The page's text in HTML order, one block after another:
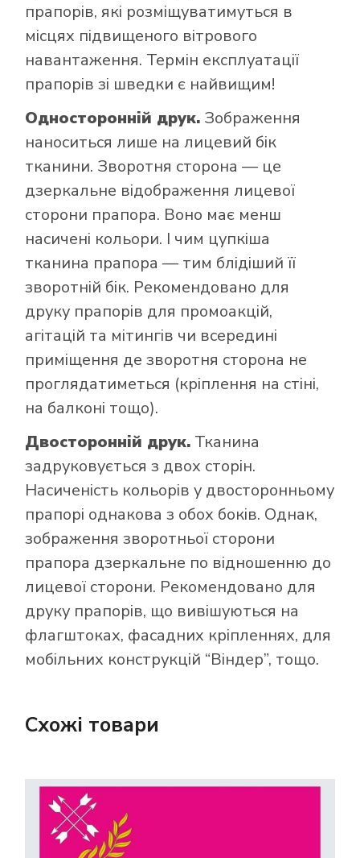
прапорів, які розміщуватимуться в
місцях підвищеного вітрового
навантаження. Термін експлуатації
прапорів зі шведки є найвищим!
Односторонній друк. Зображення
наноситься лише на лицевий бік
тканини. Зворотня сторона — це
дзеркальне відображення лицевої
сторони прапора. Воно має менш
насичені кольори. І чим цупкіша
тканина прапора — тим блідіший її
зворотній бік. Рекомендовано для
друку прапорів для промоакцій,
агітацій та мітингів чи всередині
приміщення де зворотня сторона не
проглядатиметься (кріплення на стіні,
на балконі тощо).
Двосторонній друк. Тканина
задруковується з двох сторін.
Насиченість кольорів у двосторонньому
прапорі однакова з обох боків. Однак,
зображення зворотньої сторони
прапора дзеркальне по відношенню до
лицевої сторони. Рекомендовано для
друку прапорів, що вивішуються на
флагштоках, фасадних кріпленнях, для
мобільних конструкцій “Віндер”, тощо.
Схожі товари